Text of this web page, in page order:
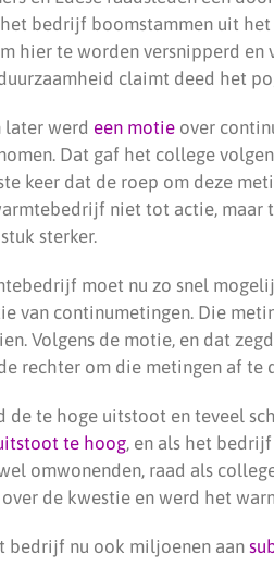
bedrijf boomstammen uit
hier te worden versnipperd
claimt deed het
later werd een motie over
Dat gaf het college
keer dat de roep om deze
niet tot actie, maar
sterker.
moet nu zo snel
van continumetingen. Die
Volgens de motie, en dat
rechter om die metingen af te
de te hoge uitstoot en teveel
te hoog, en als het
omwonenden, raad als
over de kwestie en werd het
bedrijf nu ook miljoenen aan